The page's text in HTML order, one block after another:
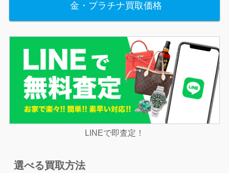
金・プラチナ買取価格
LINEで即査定！
選べる買取方法